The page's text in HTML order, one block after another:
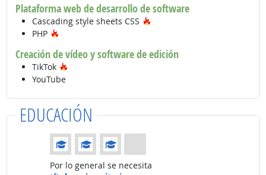
Plataforma web de desarrollo de software
Cascading style sheets CSS
PHP
Creación de vídeo y software de edición
TikTok
YouTube
EDUCACIÓN
Educación: (Calificación 3 de 4)
Por lo general se necesita